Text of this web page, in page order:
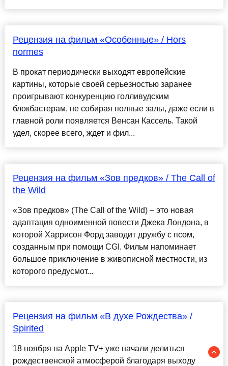
Рецензия на фильм «Особенные» / Hors
normes
В прокат периодически выходят европейские
картины, которые своей серьезностью заранее
проигрывают конкуренцию голливудским
блокбастерам, не собирая полные залы, даже если в
главной роли появляется Венсан Кассель. Такой
удел, скорее всего, ждет и фил...
Рецензия на фильм «Зов предков» / The Call of
the Wild
«Зов предков» (The Call of the Wild) – это новая
адаптация одноименной повести Джека Лондона, в
которой Харрисон Форд заводит дружбу с псом,
созданным при помощи CGI. Фильм напоминает
большое приключение в живописной местности, из
которого предусмот...
Рецензия на фильм «В духе Рождества» /
Spirited
18 ноября на Apple TV+ уже начали делиться
рождественской атмосферой благодаря выходу